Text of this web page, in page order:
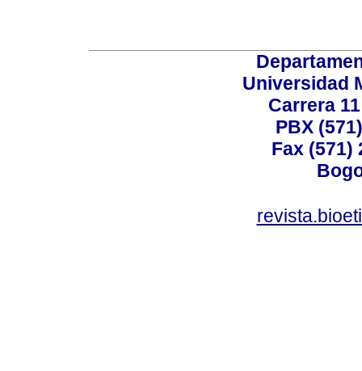
Universidad
Carrera
PBX
Fax (571)